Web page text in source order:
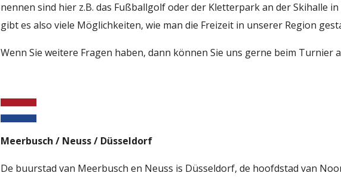
nennen sind hier z.B. das Fußballgolf oder der Kletterpark an der Skihalle
gibt es also viele Möglichkeiten, wie man die Freizeit in unserer Region
Wenn Sie weitere Fragen haben, dann können Sie uns gerne beim Turnier
Meerbusch / Neuss / Düsseldorf
De buurstad van Meerbusch en Neuss is Düsseldorf, de hoofdstad van